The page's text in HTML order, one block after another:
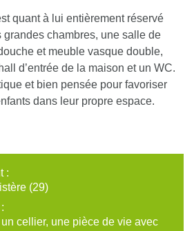
quant à lui entièrement réservé
grandes chambres, une salle de
et meuble vasque double,
d’entrée de la maison et un WC.
et bien pensée pour favoriser
dans leur propre espace.
:
(29)
cellier, une pièce de vie avec